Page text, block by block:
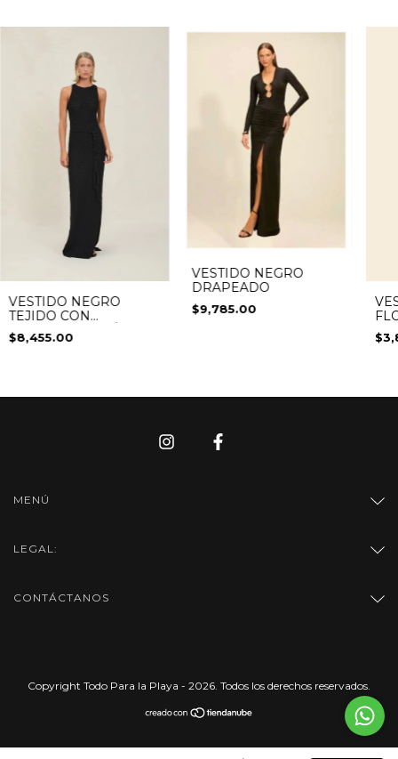
VESTIDO NEGRO
TEJIDO CON
ABERTURA ATRÁS
$8,455.00
VESTIDO NEGRO
DRAPEADO
$9,785.00
MENÚ
LEGAL:
CONTÁCTANOS
Copyright Todo Para la Playa - 2026. Todos los derechos reservados.